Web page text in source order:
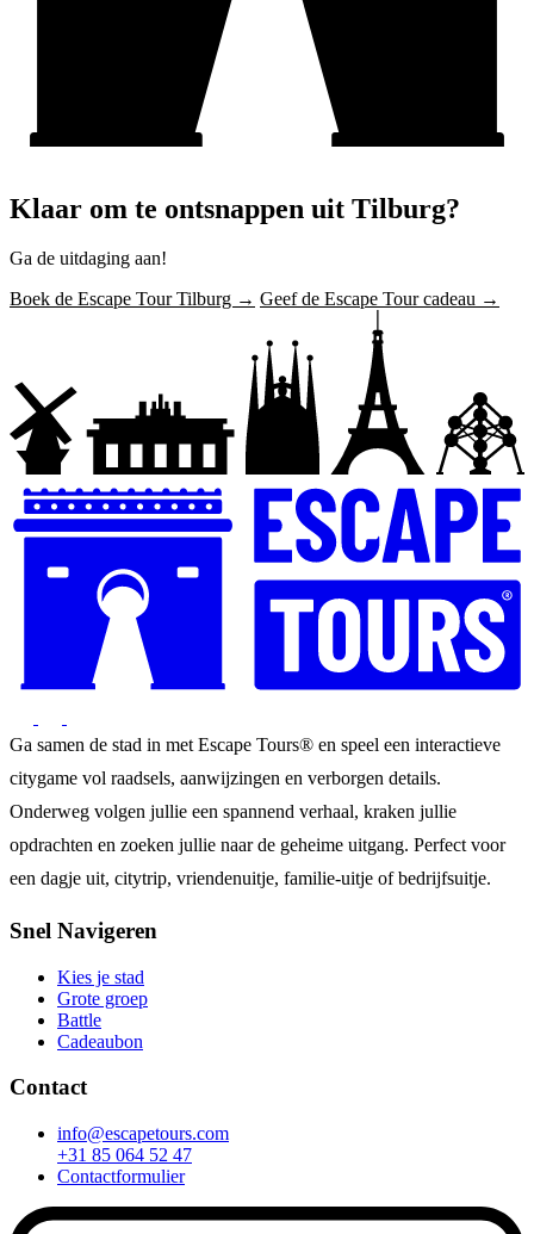
Klaar om te ontsnappen uit Tilburg?
Ga de uitdaging aan!
Boek de Escape Tour Tilburg → Geef de Escape Tour cadeau →
Ga samen de stad in met Escape Tours® en speel een interactieve
citygame vol raadsels, aanwijzingen en verborgen details.
Onderweg volgen jullie een spannend verhaal, kraken jullie
opdrachten en zoeken jullie naar de geheime uitgang. Perfect voor
een dagje uit, citytrip, vriendenuitje, familie-uitje of bedrijfsuitje.
Snel Navigeren
Kies je stad
Grote groep
Battle
Cadeaubon
Contact
info@escapetours.com
+31 85 064 52 47
Contactformulier